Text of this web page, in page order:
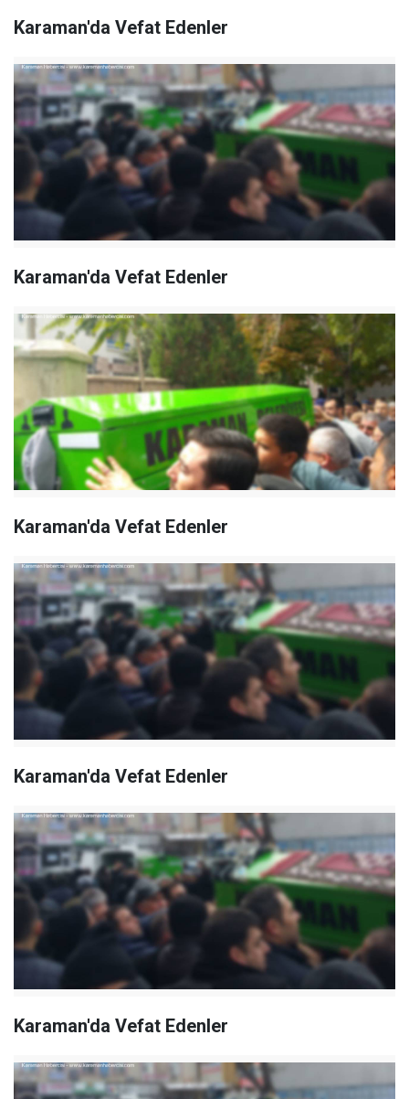
Karaman'da Vefat Edenler
Karaman'da Vefat Edenler
Karaman'da Vefat Edenler
Karaman'da Vefat Edenler
Karaman'da Vefat Edenler